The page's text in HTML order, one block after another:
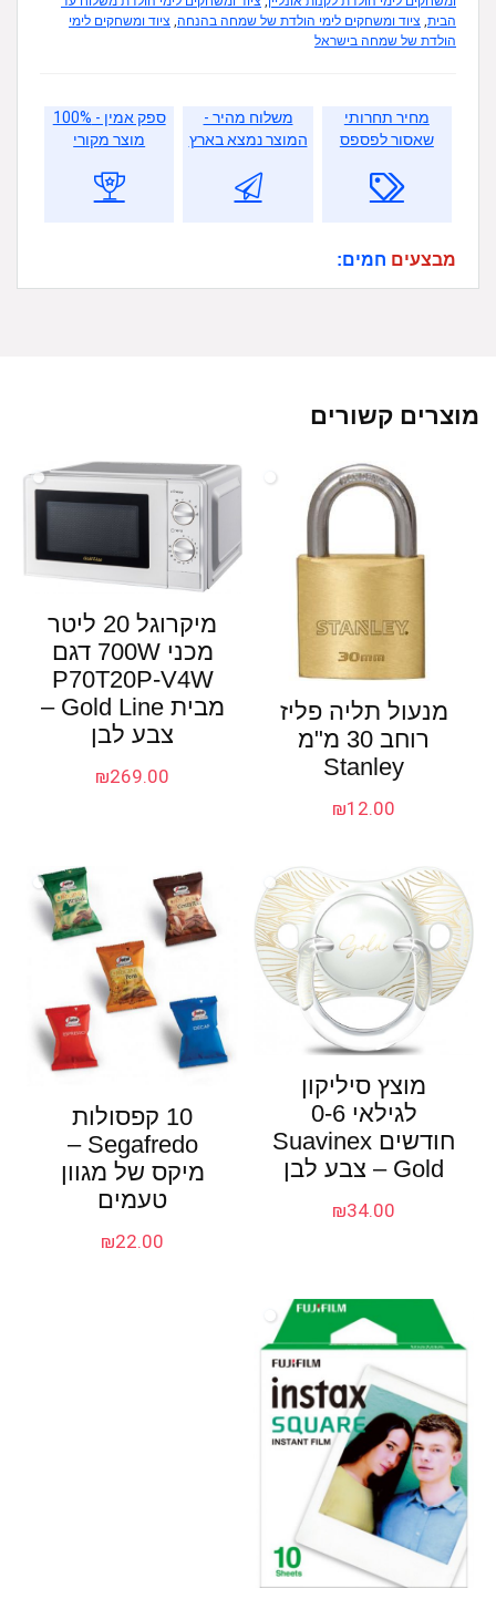
הבית, ציוד ומשחקים לימי הולדת של שמחה בהנחה, ציוד ומשחקים לימי
הולדת של שמחה בישראל
מחיר תחרותי
שאסור לפספס
משלוח מהיר -
המוצר נמצא בארץ
ספק אמין - 100%
מוצר מקורי
מבצעים חמים:
מוצרים קשורים
מנעול תליה פליז
רוחב 30 מ"מ
Stanley
₪12.00
מיקרוגל 20 ליטר
מכני 700W דגם
P70T20P-V4W
מבית Gold Line –
צבע לבן
₪269.00
מוצץ סיליקון
לגילאי 0-6
חודשים Suavinex
Gold – צבע לבן
₪34.00
10 קפסולות
Segafredo –
מיקס של מגוון
טעמים
₪22.00